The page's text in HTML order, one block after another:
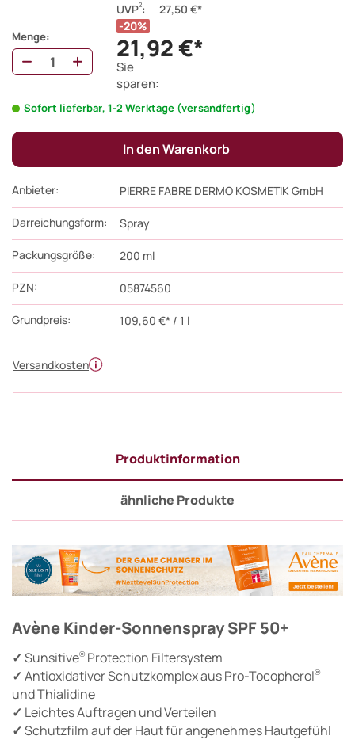
Versandkosten
Anbieter: PIERRE FABRE DERMO KOSMETIK GmbH
Darreichungsform: Spray
Packungsgröße: 200 ml
PZN: 05874560
Grundpreis: 109,60 €* / 1 l
Menge:
UVP2: 27,50 €*
21,92 €*
Sie
sparen:
20%
Sofort lieferbar, 1-2 Werktage (versandfertig)
In den Warenkorb
Produktinformation
ähnliche Produkte
Avène Kinder-Sonnenspray SPF 50+
✓Sunsitive®Protection Filtersystem
✓Antioxidativer Schutzkomplex aus Pro-Tocopherol®
und Thialidine
✓ Leichtes Auftragen und Verteilen
✓Schutzfilm auf der Haut für angenehmes Hautgefühl